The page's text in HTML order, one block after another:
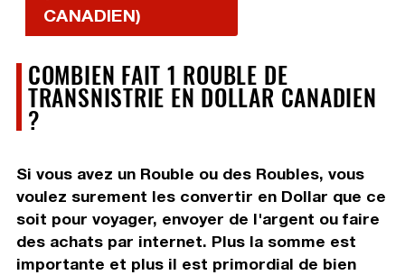
CANADIEN)
COMBIEN FAIT 1 ROUBLE DE
TRANSNISTRIE EN DOLLAR CANADIEN
?
Si vous avez un Rouble ou des Roubles, vous
voulez surement les convertir en Dollar que ce
soit pour voyager, envoyer de l'argent ou faire
des achats par internet. Plus la somme est
importante et plus il est primordial de bien